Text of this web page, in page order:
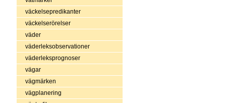
väckelsepredikanter
väckelserörelser
väder
väderleksobservationer
väderleksprognoser
vägar
vägmärken
vägplanering